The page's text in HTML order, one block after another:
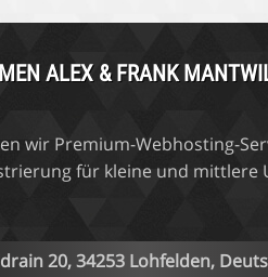
ALEX & FRANK
wir Premium-Webhosting-
für kleine und mittlere
20, 34253 Lohfelden,